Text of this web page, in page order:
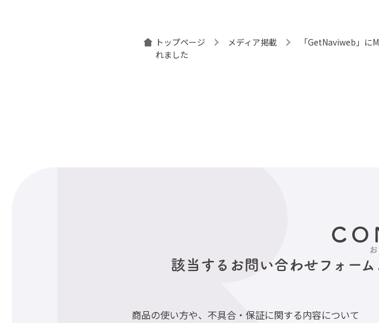
トップページ メディア掲載
「GetNaviweb」に
れました
該当するお問い合わせフォーム
商品の使い方や、不具合・保証に関する内容について